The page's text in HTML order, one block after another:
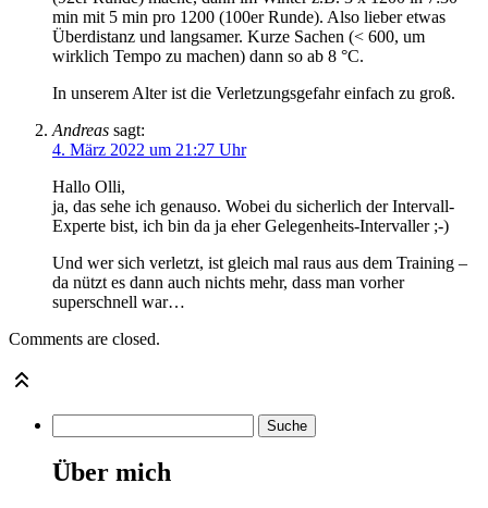
min mit 5 min pro 1200 (100er Runde). Also lieber etwas
Überdistanz und langsamer. Kurze Sachen (< 600, um
wirklich Tempo zu machen) dann so ab 8 °C.
In unserem Alter ist die Verletzungsgefahr einfach zu groß.
Andreas sagt:
4. März 2022 um 21:27 Uhr
Hallo Olli,
ja, das sehe ich genauso. Wobei du sicherlich der Intervall-
Experte bist, ich bin da ja eher Gelegenheits-Intervaller ;-)
Und wer sich verletzt, ist gleich mal raus aus dem Training –
da nützt es dann auch nichts mehr, dass man vorher
superschnell war…
Comments are closed.
Über mich